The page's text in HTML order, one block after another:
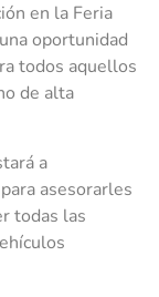
en la Feria
oportunidad
todos aquellos
de alta
a
asesorarles
todas las